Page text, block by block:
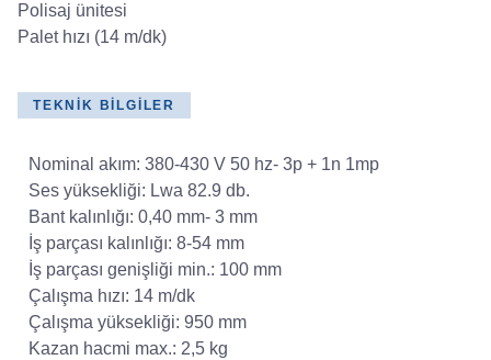
Polisaj ünitesi
Palet hızı (14 m/dk)
TEKNIK BILGILER
Nominal akım: 380-430 V 50 hz- 3p + 1n 1mp
Ses yüksekliği: Lwa 82.9 db.
Bant kalınlığı: 0,40 mm- 3 mm
İş parçası kalınlığı: 8-54 mm
İş parçası genişliği min.: 100 mm
Çalışma hızı: 14 m/dk
Çalışma yüksekliği: 950 mm
Kazan hacmi max.: 2,5 kg